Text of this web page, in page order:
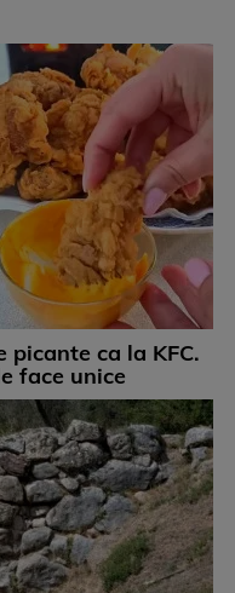
picante ca la KFC.
face unice